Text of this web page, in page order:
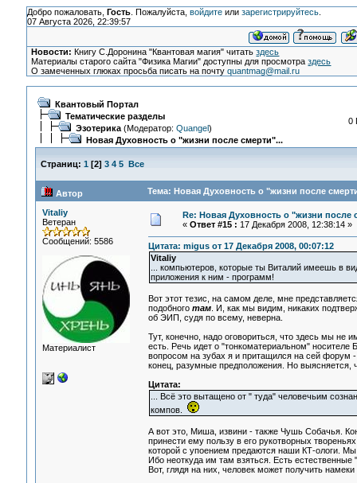
Добро пожаловать, Гость. Пожалуйста, войдитеили зарегистрируйтесь.
07 Августа 2026, 22:39:57
Новости: Книгу С.Доронина "Квантовая магия" читатьздесь
Материалы старого сайта "Физика Магии" доступны для просмотраздесь
О замеченных глюках просьба писать на почтуquantmag@mail.ru
Квантовый Портал
Тематические разделы
Эзотерика(Модератор: Quangel)
Новая Духовность о "жизни после смерти"...
0
Страниц: 1 [2] 3 4 5 Все
Автор Тема: Новая Духовность о "жизни после
Vitaliy
Ветеран
Сообщений: 5586
Материалист
Re: Новая Духовность о "жизни после
« Ответ #15 : 17 Декабря 2008, 12:38:14 »
Цитата: migus от 17 Декабря 2008, 00:07:12
Vitaliy
... компьютеров, которые ты Виталий имеешь в
приложения к ним - программ!
Вот этот тезис, на самом деле, мне
подобного там. И, как мы видим, никаких
об ЭИП, судя по всему, неверна.
Тут, конечно, надо оговориться, что здесь мы не
есть. Речь идет о "тонкоматериальном"
вопросом на зубах я и притащился на сей форум -
конец, разумные предположения. Но выясняется,
Цитата:
... Всё это вытащено от " туда" человечьим
компов.
А вот это, Миша, извини - также Чушь Собачья.
принести ему пользу в его рукотворных
которой с упоением предаются наши КТ-ологи.
Ибо неоткуда им там взяться. Есть
Вот, глядя на них, человек может получить